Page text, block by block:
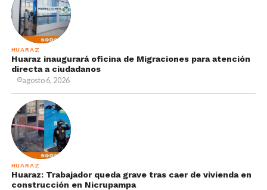
HUARAZ
Huaraz inaugurará oficina de Migraciones para atención
directa a ciudadanos
agosto 6, 2026
HUARAZ
Huaraz: Trabajador queda grave tras caer de vivienda en
construcción en Nicrupampa